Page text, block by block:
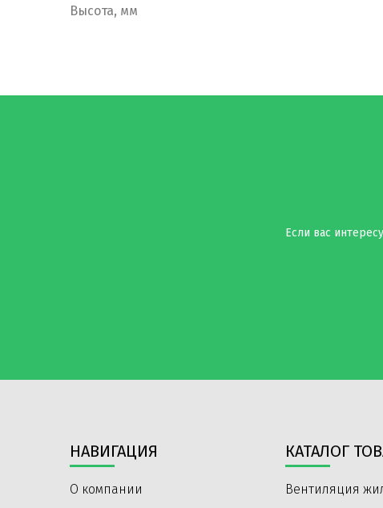
Высота, мм
Если вас
НАВИГАЦИЯ
О компании
КАТАЛОГ
Вентиляция